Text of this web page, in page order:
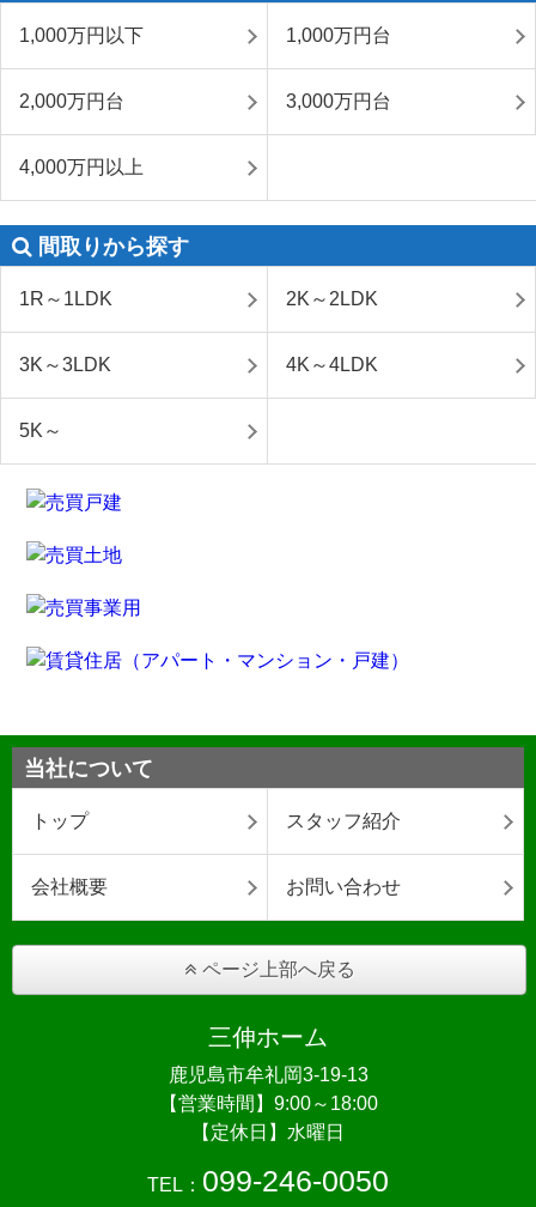
1,000万円以下 1,000万円台
2,000万円台 3,000万円台
4,000万円以上
間取りから探す
1R～1LDK 2K～2LDK
3K～3LDK 4K～4LDK
5K～
当社について
トップ スタッフ紹介
会社概要 お問い合わせ
ページ上部へ戻る
三伸ホーム
鹿児島市牟礼岡3-19-13
【営業時間】9:00～18:00
【定休日】水曜日
TEL： 099-246-0050